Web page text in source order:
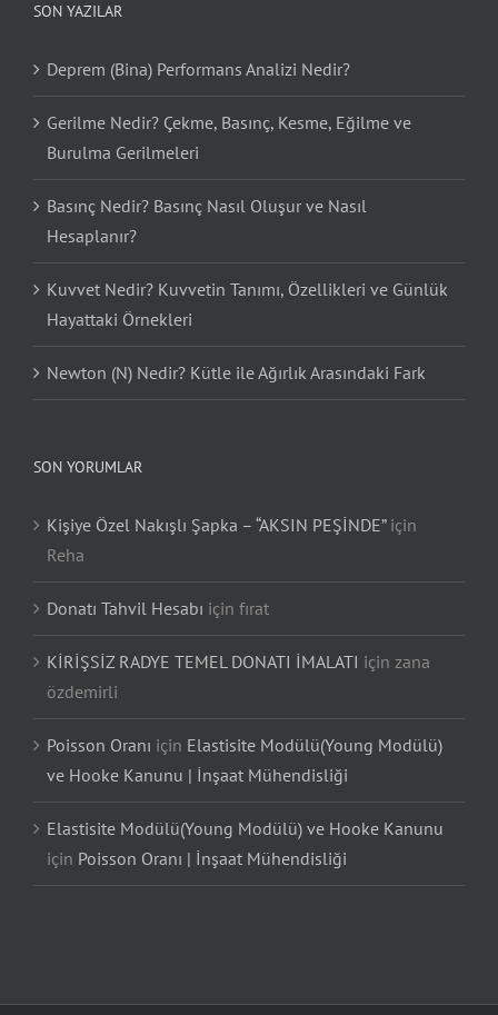
SON YAZILAR
Deprem (Bina) Performans Analizi Nedir?
Gerilme Nedir? Çekme, Basınç, Kesme, Eğilme ve
Burulma Gerilmeleri
Basınç Nedir? Basınç Nasıl Oluşur ve Nasıl
Hesaplanır?
Kuvvet Nedir? Kuvvetin Tanımı, Özellikleri ve Günlük
Hayattaki Örnekleri
Newton (N) Nedir? Kütle ile Ağırlık Arasındaki Fark
SON YORUMLAR
Kişiye Özel Nakışlı Şapka – “AKSIN PEŞİNDE”için
Reha
Donatı Tahvil Hesabı için fırat
KİRİŞSİZ RADYE TEMEL DONATI İMALATI için zana
özdemirli
Poisson Oranı için Elastisite Modülü(Young Modülü)
ve Hooke Kanunu | İnşaat Mühendisliği
Elastisite Modülü(Young Modülü) ve Hooke Kanunu
için Poisson Oranı | İnşaat Mühendisliği